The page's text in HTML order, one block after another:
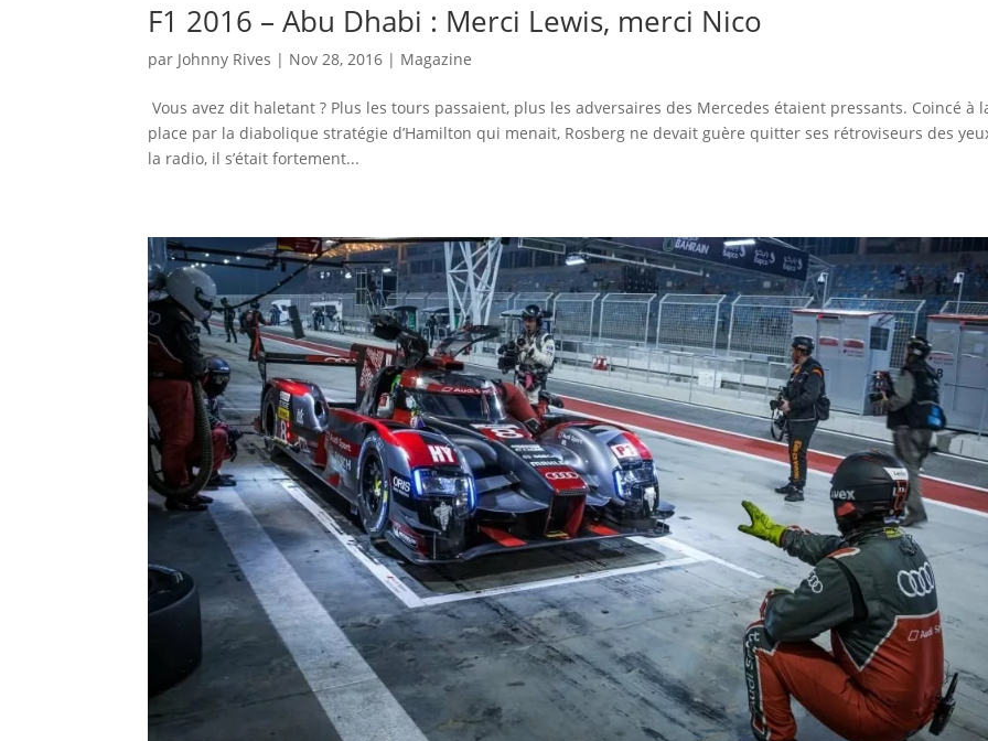
F1 2016 – Abu Dhabi : Merci Lewis, merci Nico
par Johnny Rives | Nov 28, 2016 | Magazine
Vous avez dit haletant ? Plus les tours passaient, plus les adversaires des Mercedes étaient pressants. Coincé à
place par la diabolique stratégie d’Hamilton qui menait, Rosberg ne devait guère quitter ses rétroviseurs des
la radio, il s’était fortement...